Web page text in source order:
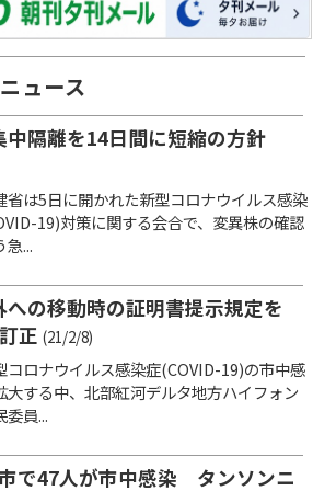
ュース
中隔離を14日間に短縮の方針
は5日に開かれた新型コロナウイルス感染
19)対策に関する会合で、変異株の確認
急...
の移動時の証明書提示規定を
正 (21/2/8)
コロナウイルス感染症(COVID-19)の市中感
大する中、北部紅河デルタ地方ハイフォン
委員...
で47人が市中感染 タンソンニ